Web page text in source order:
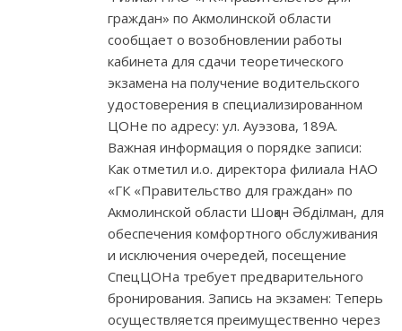
граждан» по Акмолинской области
сообщает о возобновлении работы
кабинета для сдачи теоретического
экзамена на получение водительского
удостоверения в специализированном
ЦОНе по адресу: ул. Ауэзова, 189А.
Важная информация о порядке записи:
Как отметил и.о. директора филиала НАО
«ГК «Правительство для граждан» по
Акмолинской области Шоқан Әбділман, для
обеспечения комфортного обслуживания
и исключения очередей, посещение
СпецЦОНа требует предварительного
бронирования. Запись на экзамен: Теперь
осуществляется преимущественно через